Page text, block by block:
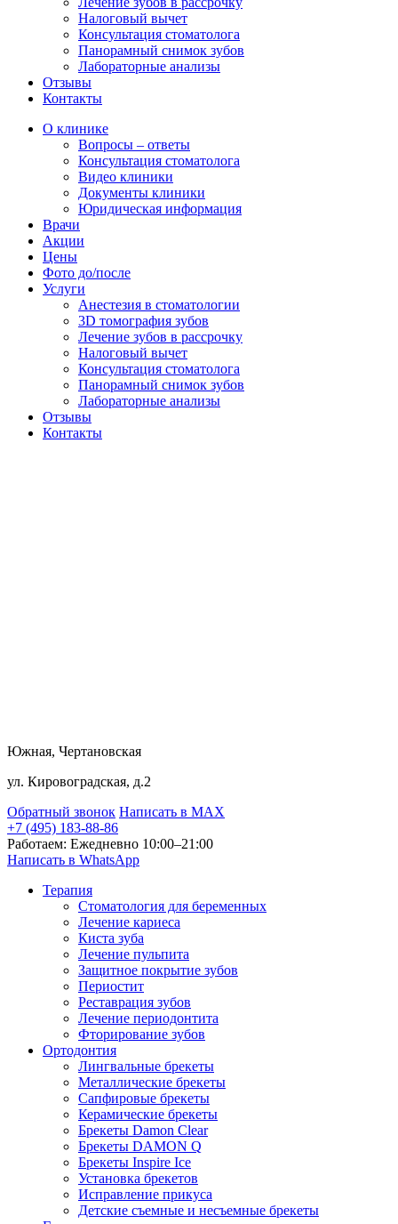
Налоговый вычет
Консультация стоматолога
Панорамный снимок зубов
Лабораторные анализы
Отзывы
Контакты
О клинике
Вопросы – ответы
Консультация стоматолога
Видео клиники
Документы клиники
Юридическая информация
Врачи
Акции
Цены
Фото до/после
Услуги
Анестезия в стоматологии
3D томография зубов
Лечение зубов в рассрочку
Налоговый вычет
Консультация стоматолога
Панорамный снимок зубов
Лабораторные анализы
Отзывы
Контакты
Южная, Чертановская
ул. Кировоградская, д.2
Обратный звонок Написать в MAX
+7 (495) 183-88-86
Работаем: Ежедневно 10:00–21:00
Написать в WhatsApp
Терапия
Стоматология для беременных
Лечение кариеса
Киста зуба
Лечение пульпита
Защитное покрытие зубов
Периостит
Реставрация зубов
Лечение периодонтита
Фторирование зубов
Ортодонтия
Лингвальные брекеты
Металлические брекеты
Сапфировые брекеты
Керамические брекеты
Брекеты Damon Clear
Брекеты DAMON Q
Брекеты Inspire Ice
Установка брекетов
Исправление прикуса
Детские съемные и несъемные брекеты